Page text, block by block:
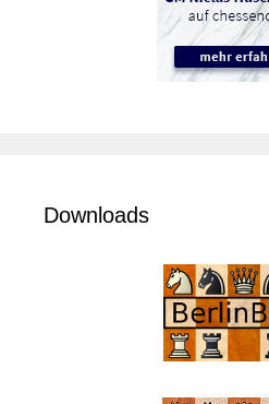
Downloads